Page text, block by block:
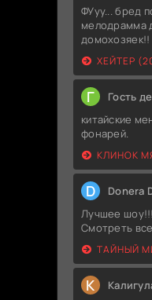
ФУуу... бред
мелодрамма
домохозяек!!
ХЕЙТЕР
Г Гость
китайские
фонарей.
КЛИНОК
D Donera
Лучшее
Смотреть
ТАЙНЫЙ
К